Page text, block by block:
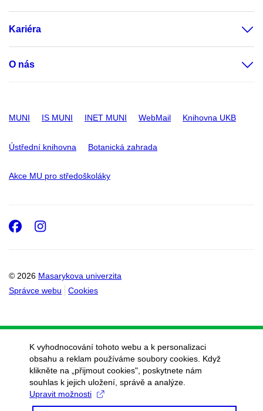
Kariéra
O nás
MUNI IS MUNI INET MUNI WebMail Knihovna UKB
Ústřední knihovna Botanická zahrada
Akce MU pro středoškoláky
© 2026 Masarykova univerzita
Správce webu
Cookies
Facebook
Instagram
K vyhodnocování tohoto webu a k personalizaci
obsahu a reklam používáme soubory cookies. Když
klikněte na „přijmout cookies", poskytnete nám
souhlas k jejich uložení, správě a analýze.
Upravit možnosti